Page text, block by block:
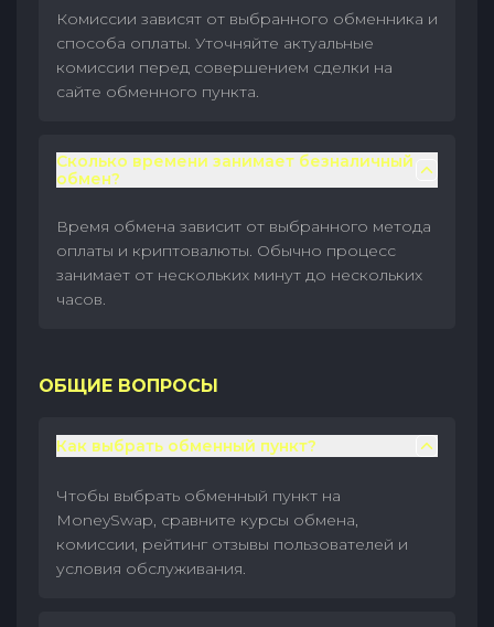
Комиссии зависят от выбранного обменника и
способа оплаты. Уточняйте актуальные
комиссии перед совершением сделки на
сайте обменного пункта.
Сколько времени занимает безналичный
обмен?
Время обмена зависит от выбранного метода
оплаты и криптовалюты. Обычно процесс
занимает от нескольких минут до нескольких
часов.
ОБЩИЕ ВОПРОСЫ
Как выбрать обменный пункт?
Чтобы выбрать обменный пункт на
MoneySwap, сравните курсы обмена,
комиссии, рейтинг отзывы пользователей и
условия обслуживания.